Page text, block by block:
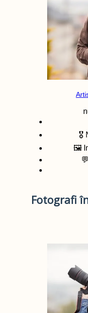
🎖️
🖼️
Fotografi